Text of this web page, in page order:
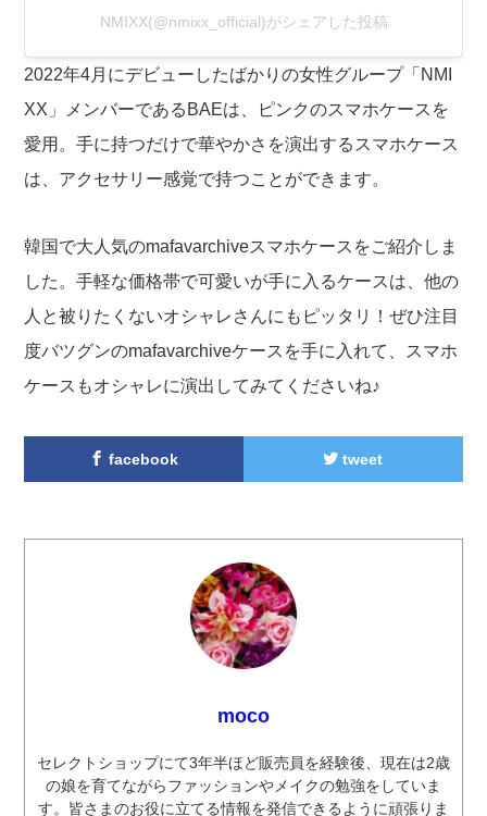
NMIXX(@nmixx_official)がシェアした投稿
2022年4月にデビューしたばかりの女性グループ「NMI
XX」メンバーであるBAEは、ピンクのスマホケースを
愛用。手に持つだけで華やかさを演出するスマホケース
は、アクセサリー感覚で持つことができます。
韓国で大人気のmafavarchiveスマホケースをご紹介しま
した。手軽な価格帯で可愛いが手に入るケースは、他の
人と被りたくないオシャレさんにもピッタリ！ぜひ注目
度バツグンのmafavarchiveケースを手に入れて、スマホ
ケースもオシャレに演出してみてくださいね♪
facebook tweet
moco
セレクトショップにて3年半ほど販売員を経験後、現在は2歳
の娘を育てながらファッションやメイクの勉強をしていま
す。皆さまのお役に立てる情報を発信できるように頑張りま